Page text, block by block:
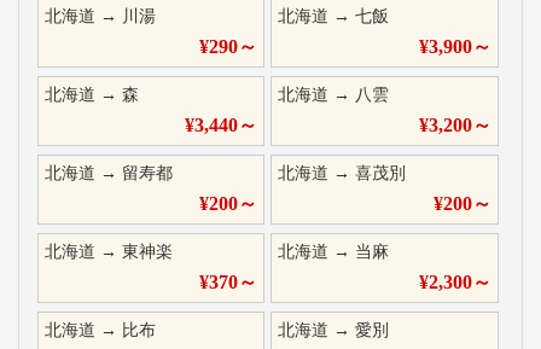
北海道 → 川湯
¥290～
北海道 →七飯
¥3,900～
北海道 → 森
¥3,440～
北海道 → 八雲
¥3,200～
北海道 → 留寿都
¥200～
北海道 →喜茂別
¥200～
北海道 → 東神楽
¥370～
北海道 → 当麻
¥2,300～
北海道 → 比布 北海道 →愛別